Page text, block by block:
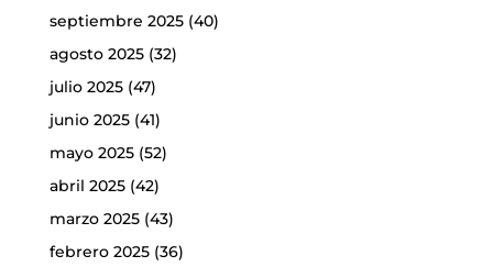
septiembre 2025(40)
agosto 2025(32)
julio 2025(47)
junio 2025(41)
mayo 2025(52)
abril 2025(42)
marzo 2025(43)
febrero 2025(36)